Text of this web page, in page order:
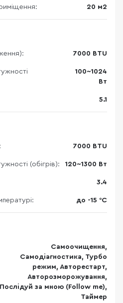
20 м2
7000 BTU
100~1024
Вт
5.1
7000 BTU
(обігрів): 120~1300 Вт
3.4
до -15 °C
Самоочищення,
Самодіагностика, Турбо
режим, Авторестарт,
Авторозморожування,
Послідуй за мною (Follow me),
Таймер